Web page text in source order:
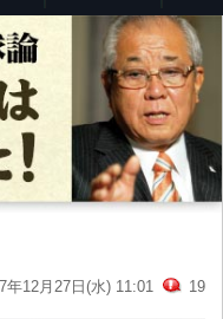
年12月27日(水) 11:01 19